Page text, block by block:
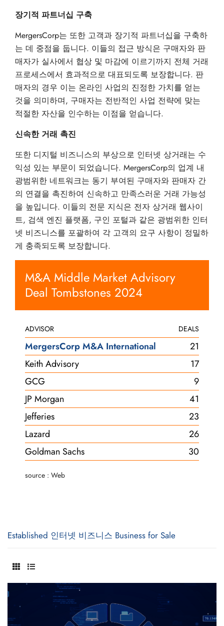
장기적 파트너십 구축
MergersCorp는 또한 고객과 장기적 파트너십을 구축하
는 데 중점을 둡니다. 이들의 접근 방식은 구매자와 판
매자가 실사에서 협상 및 마감에 이르기까지 전체 거래
프로세스에서 효과적으로 대표되도록 보장합니다. 판
매자의 경우 이는 온라인 사업의 진정한 가치를 얻는
것을 의미하며, 구매자는 전반적인 사업 전략에 맞는
적절한 자산을 인수하는 이점을 얻습니다.
신속한 거래 촉진
또한 디지털 비즈니스의 부상으로 인터넷 상거래는 수
익성 있는 부문이 되었습니다. MergersCorp의 업계 내
광범위한 네트워크는 동기 부여된 구매자와 판매자 간
의 연결을 촉진하여 신속하고 만족스러운 거래 가능성
을 높입니다. 이들의 전문 지식은 전자 상거래 웹사이
트, 검색 엔진 플랫폼, 구인 포털과 같은 광범위한 인터
넷 비즈니스를 포괄하여 각 고객의 요구 사항이 정밀하
게 충족되도록 보장합니다.
M&A Middle Market Advisory
Deal Tombstones 2024
ADVISOR DEALS
MergersCorp M&A International
21
Keith Advisory
17
GCG
9
JP Morgan
41
Jefferies
23
Lazard
26
Goldman Sachs
30
source : Web
Established 인터넷 비즈니스 Business for Sale